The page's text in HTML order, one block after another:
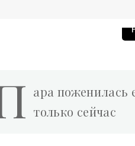
ара поженилась
только сейчас